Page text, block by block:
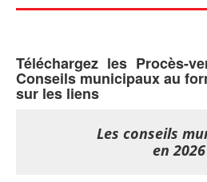
Téléchargez les Procès-
Conseils municipaux au
sur les liens
Les conseils
en 2026